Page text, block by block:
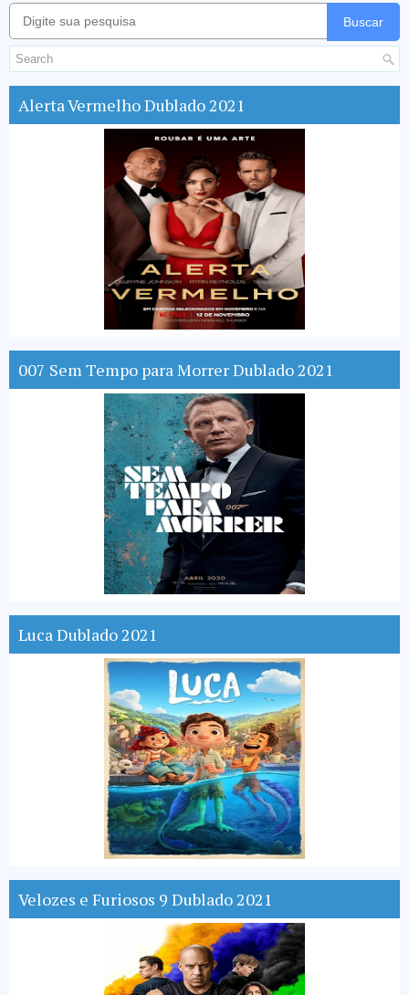
Buscar
Alerta Vermelho Dublado 2021
007 Sem Tempo para Morrer Dublado 2021
Luca Dublado 2021
Velozes e Furiosos 9 Dublado 2021